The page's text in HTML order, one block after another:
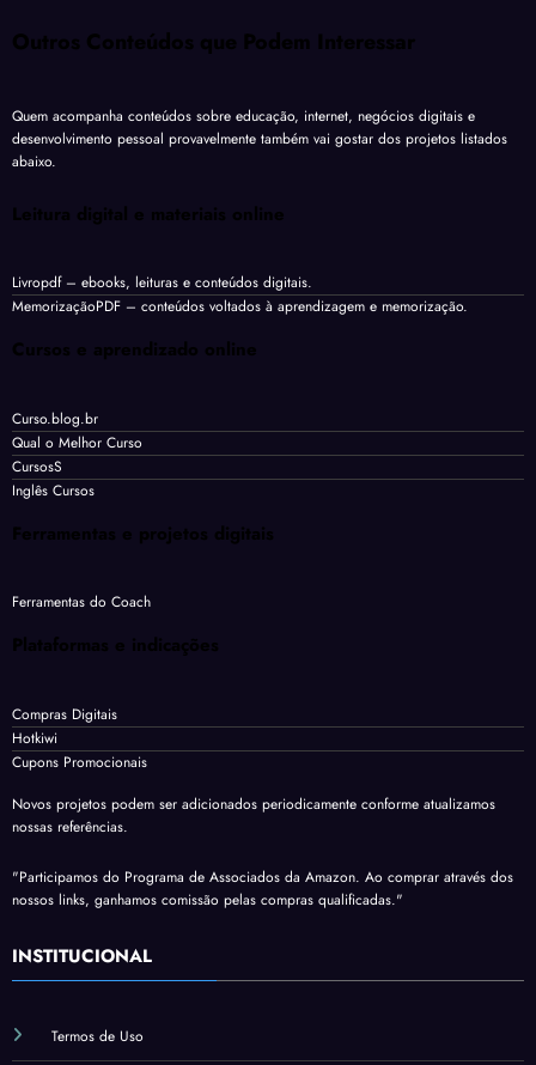
Outros Conteúdos que Podem Interessar
Quem acompanha conteúdos sobre educação, internet, negócios digitais e
desenvolvimento pessoal provavelmente também vai gostar dos projetos listados
abaixo.
Leitura digital e materiais online
Livropdf– ebooks, leituras e conteúdos digitais.
MemorizaçãoPDF – conteúdos voltados à aprendizagem e memorização.
Cursos e aprendizado online
Curso.blog.br
Qual o Melhor Curso
CursosS
Inglês Cursos
Ferramentas e projetos digitais
Ferramentas do Coach
Plataformas e indicações
Compras Digitais
Hotkiwi
Cupons Promocionais
Novos projetos podem ser adicionados periodicamente conforme atualizamos
nossas referências.
"Participamos do Programa de Associados da Amazon. Ao comprar através dos
nossos links, ganhamos comissão pelas compras qualificadas."
INSTITUCIONAL
Termos de Uso